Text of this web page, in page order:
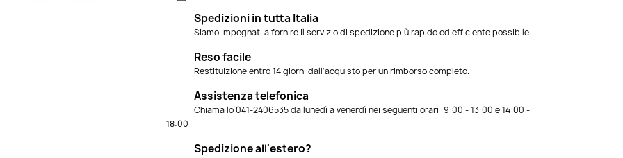
Spedizioni in tutta Italia
Siamo impegnati a fornire il servizio di spedizione più rapido ed efficiente possibile.
Reso facile
Restituizione entro 14 giorni dall'acquisto per un rimborso completo.
Assistenza telefonica
Chiama lo 041-2406535 da lunedì a venerdì nei seguenti orari: 9:00 - 13:00 e 14:00 -
18:00
Spedizione all'estero?